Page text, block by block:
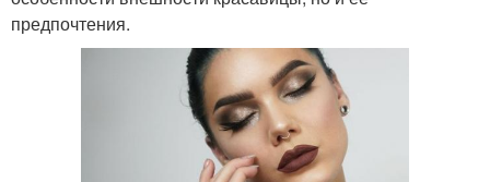
предпочтения.